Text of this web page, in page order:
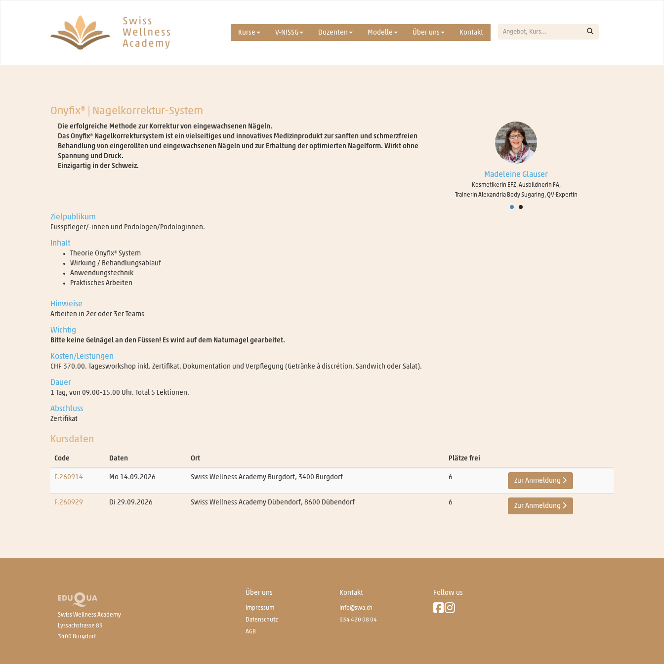
Kurse V-NISSG Dozenten Modelle Über uns Kontakt
Onyfix® | Nagelkorrektur-System
Die erfolgreiche Methode zur Korrektur von eingewachsenen Nägeln.
Das Onyfix® Nagelkorrektursystem ist ein vielseitiges und innovatives Medizinprodukt zur sanften und schmerzfreien
Behandlung von eingerollten und eingewachsenen Nägeln und zur Erhaltung der optimierten Nagelform. Wirkt ohne
Spannung und Druck.
Einzigartig in der Schweiz.
Madeleine Glauser
Kosmetikerin EFZ, Ausbildnerin FA,
Trainerin Alexandria Body Sugaring, QV-Expertin
Zielpublikum
Fusspfleger/-innen und Podologen/Podologinnen.
Inhalt
Theorie Onyfix® System
Wirkung / Behandlungsablauf
Anwendungstechnik
Praktisches Arbeiten
Hinweise
Arbeiten in 2er oder 3er Teams
Wichtig
Bitte keine Gelnägel an den Füssen! Es wird auf dem Naturnagel gearbeitet.
Kosten/Leistungen
CHF 370.00. Tagesworkshop inkl. Zertifikat, Dokumentation und Verpflegung (Getränke à discrétion, Sandwich oder Salat).
Dauer
1 Tag, von 09.00-15.00 Uhr. Total 5 Lektionen.
Abschluss
Zertifikat
Kursdaten
Code Daten Ort Plätze frei
F.260914 Mo 14.09.2026 Swiss Wellness Academy Burgdorf, 3400 Burgdorf 6 Zur Anmeldung
F.260929 Di 29.09.2026 Swiss Wellness Academy Dübendorf, 8600 Dübendorf 6 Zur Anmeldung
Swiss Wellness Academy
Lyssachstrasse 83
3400 Burgdorf
Über uns
Impressum
Datenschutz
AGB
Kontakt
info@swa.ch
034 420 08 04
Follow us